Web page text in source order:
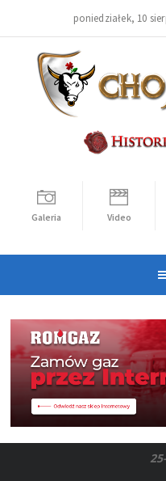
poniedziałek, 10
Galeria Video